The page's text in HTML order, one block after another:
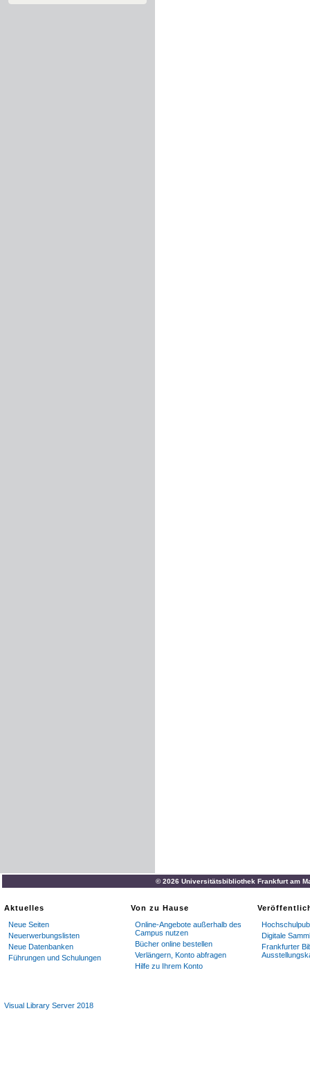
© 2026 Universitätsbibliothek Frankfurt am
Aktuelles
Neue Seiten
Neuerwerbungslisten
Neue Datenbanken
Führungen und Schulungen
Von zu Hause
Online-Angebote außerhalb des
Campus nutzen
Bücher online bestellen
Verlängern, Konto abfragen
Hilfe zu Ihrem Konto
Digitale
Frankfurter
Visual Library Server 2018